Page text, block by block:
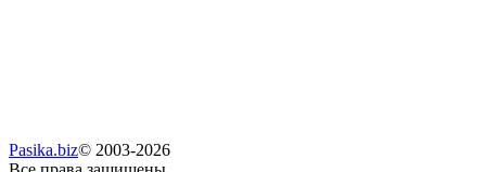
Pasika.biz© 2003-2026